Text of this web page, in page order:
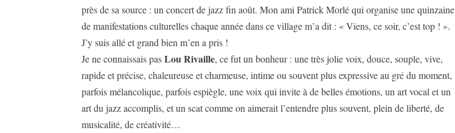
près de sa source : un concert de jazz fin août. Mon ami Patrick Morlé qui organise une quinzaine
de manifestations culturelles chaque année dans ce village m’a dit : « Viens, ce soir, c’est top ! ».
J’y suis allé et grand bien m’en a pris !
Je ne connaissais pasLou Rivaille, ce fut un bonheur : une très jolie voix, douce, souple, vive,
rapide et précise, chaleureuse et charmeuse, intime ou souvent plus expressive au gré du moment,
parfois mélancolique, parfois espiègle, une voix qui invite à de belles émotions, un art vocal et un
art du jazz accomplis, et un scat comme on aimerait l’entendre plus souvent, plein de liberté, de
musicalité, de créativité…